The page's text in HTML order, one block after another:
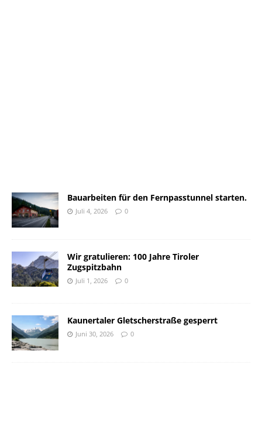
Bauarbeiten für den Fernpasstunnel starten.
Juli 4, 2026 0
Wir gratulieren: 100 Jahre Tiroler
Zugspitzbahn
Juli 1, 2026 0
Kaunertaler Gletscherstraße gesperrt
Juni 30, 2026 0